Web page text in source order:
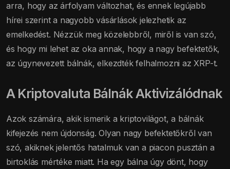
arra, hogy az árfolyam változhat, és ennek legújabb
hírei szerint a nagyobb vásárlások jelezhetik az
emelkedést. Nézzük meg közelebbről, miről is van szó,
és hogy mi lehet az oka annak, hogy a nagy befektetők,
az úgynevezett bálnák, elkezdték felhalmozni az XRP-t.
A Kriptovaluta Bálnák Aktivizálódnak
Azok számára, akik ismerik a kriptovilágot, a bálnák
kifejezés nem újdonság. Olyan nagy befektetőkről van
szó, akiknek jelentős hatalmuk van a piacon pusztán a
birtoklás mértéke miatt. Ha egy bálna úgy dönt, hogy